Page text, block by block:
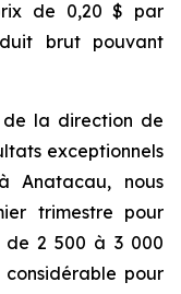
de 0,20 $ par
brut pouvant
de la direction de
exceptionnels
Anatacau, nous
trimestre pour
2 500 à 3 000
considérable pour